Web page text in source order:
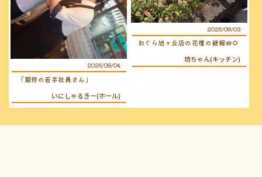
2026/08/04
「期待の若手社員さん」
いにしゃるきー(ホール)
2026/08/03
おぐら旭ヶ丘店の花壇の続報🪷🌻
坊ちゃん(キッチン)